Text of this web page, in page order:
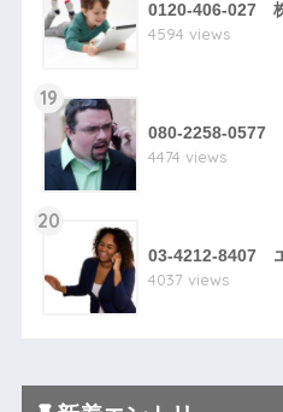
0120-406-027
4594 views
19
080-2258-0577
4474 views
20
03-4212-8407
4037 views